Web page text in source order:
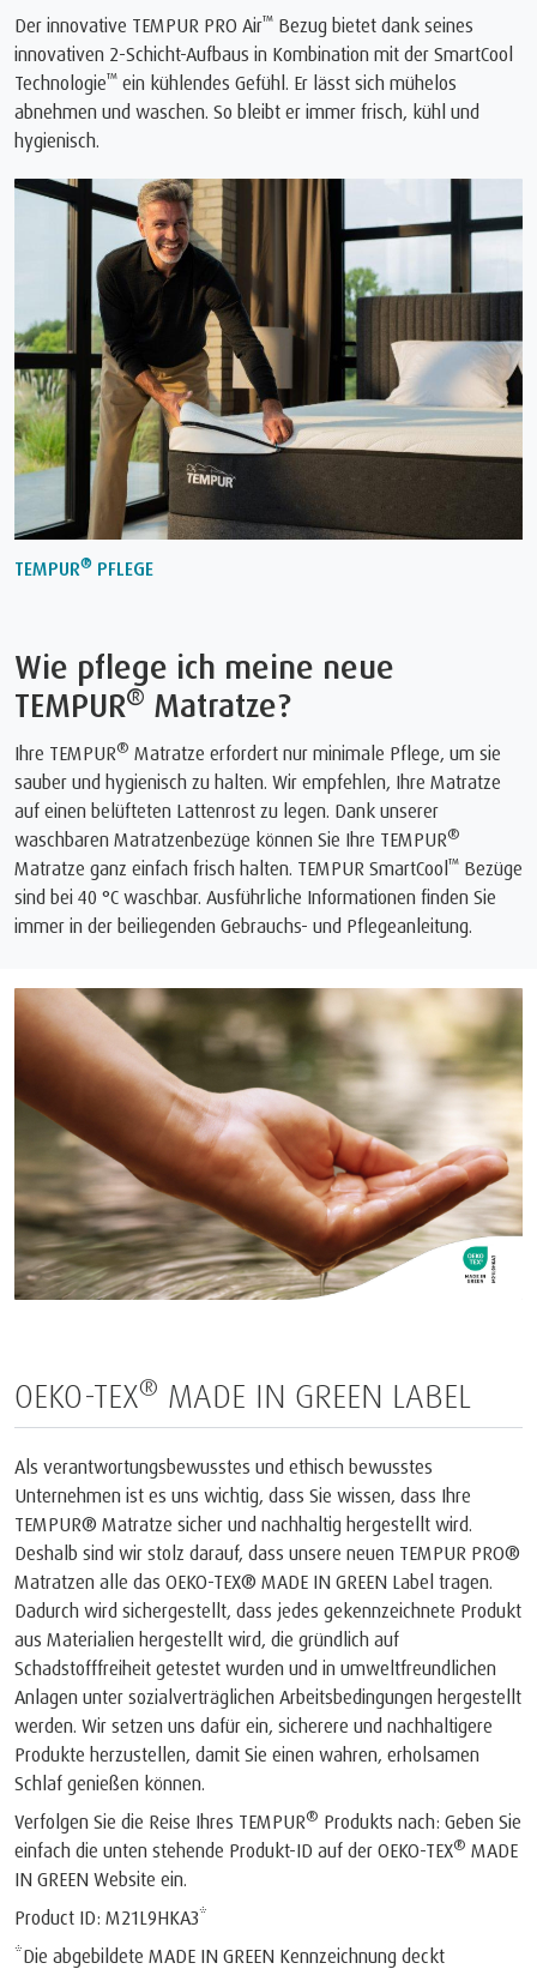
Der innovative TEMPUR PRO Air™ Bezug bietet dank seines
innovativen 2-Schicht-Aufbaus in Kombination mit der SmartCool
Technologie™ ein kühlendes Gefühl. Er lässt sich mühelos
abnehmen und waschen. So bleibt er immer frisch, kühl und
hygienisch.
TEMPUR® PFLEGE
Wie pflege ich meine neue
TEMPUR® Matratze?
Ihre TEMPUR® Matratze erfordert nur minimale Pflege, um sie
sauber und hygienisch zu halten. Wir empfehlen, Ihre Matratze
auf einen belüfteten Lattenrost zu legen. Dank unserer
waschbaren Matratzenbezüge können Sie Ihre TEMPUR®
Matratze ganz einfach frisch halten. TEMPUR SmartCool ™ Bezüge
sind bei 40 °C waschbar. Ausführliche Informationen finden Sie
immer in der beiliegenden Gebrauchs- und Pflegeanleitung.
OEKO-TEX® MADE IN GREEN LABEL
Als verantwortungsbewusstes und ethisch bewusstes
Unternehmen ist es uns wichtig, dass Sie wissen, dass Ihre
TEMPUR® Matratze sicher und nachhaltig hergestellt wird.
Deshalb sind wir stolz darauf, dass unsere neuen TEMPUR PRO®
Matratzen alle das OEKO-TEX® MADE IN GREEN Label tragen.
Dadurch wird sichergestellt, dass jedes gekennzeichnete Produkt
aus Materialien hergestellt wird, die gründlich auf
Schadstofffreiheit getestet wurden und in umweltfreundlichen
Anlagen unter sozialverträglichen Arbeitsbedingungen hergestellt
werden. Wir setzen uns dafür ein, sicherere und nachhaltigere
Produkte herzustellen, damit Sie einen wahren, erholsamen
Schlaf genießen können.
Verfolgen Sie die Reise Ihres TEMPUR® Produkts nach: Geben Sie
einfach die unten stehende Produkt-ID auf der OEKO-TEX® MADE
IN GREEN Website ein.
Product ID: M21L9HKA3*
*Die abgebildete MADE IN GREEN Kennzeichnung deckt